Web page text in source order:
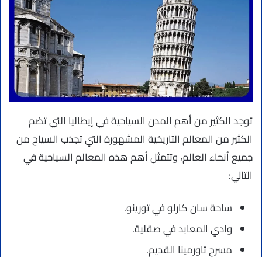
توجد الكثير من أهم المدن السياحية في إيطاليا التي تضم
الكثير من المعالم التاريخية المشهورة التي تجذب السياح من
جميع أنحاء العالم، وتتمثل أهم هذه المعالم السياحية في
التالي:
ساحة سان كارلو في تورينو.
وادي المعابد في صقلية.
مسرح تاورمينا القديم.